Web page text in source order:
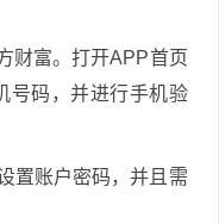
财富。打开APP首页
号码，并进行手机验
置账户密码，并且需